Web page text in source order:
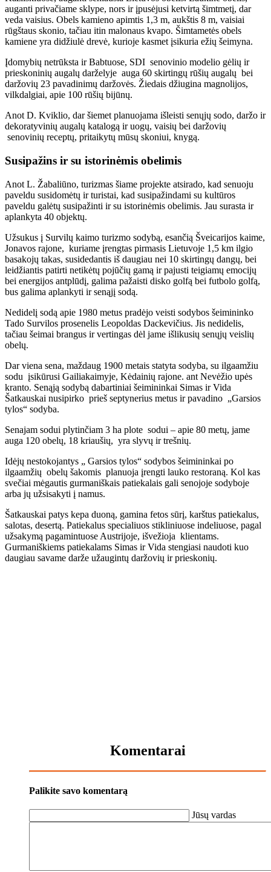
auganti privačiame sklype, nors ir įpusėjusi ketvirtą šimtmetį, dar
veda vaisius. Obels kamieno apimtis 1,3 m, aukštis 8 m, vaisiai
rūgštaus skonio, tačiau itin malonaus kvapo. Šimtametės obels
kamiene yra didžiulė drevė, kurioje kasmet įsikuria ežių šeimyna.
Įdomybių netrūksta ir Babtuose, SDI senovinio modelio gėlių ir
prieskoninių augalų darželyje auga 60 skirtingų rūšių augalų bei
daržovių 23 pavadinimų daržovės. Žiedais džiugina magnolijos,
vilkdalgiai, apie 100 rūšių bijūnų.
Anot D. Kviklio, dar šiemet planuojama išleisti senųjų sodo, daržo ir
dekoratyvinių augalų katalogą ir uogų, vaisių bei daržovių
senovinių receptų, pritaikytų mūsų skoniui, knygą.
Susipažins ir su istorinėmis obelimis
Anot L. Žabaliūno, turizmas šiame projekte atsirado, kad senuoju
paveldu susidomėtų ir turistai, kad susipažindami su kultūros
paveldu galėtų susipažinti ir su istorinėmis obelimis. Jau surasta ir
aplankyta 40 objektų.
Užsukus į Survilų kaimo turizmo sodybą, esančią Šveicarijos kaime,
Jonavos rajone, kuriame įrengtas pirmasis Lietuvoje 1,5 km ilgio
basakojų takas, susidedantis iš daugiau nei 10 skirtingų dangų, bei
leidžiantis patirti netikėtų pojūčių gamą ir pajusti teigiamų emocijų
bei energijos antplūdį, galima pažaisti disko golfą bei futbolo golfą,
bus galima aplankyti ir senąjį sodą.
Nedidelį sodą apie 1980 metus pradėjo veisti sodybos šeimininko
Tado Survilos prosenelis Leopoldas Dackevičius. Jis nedidelis,
tačiau šeimai brangus ir vertingas dėl jame išlikusių senųjų veislių
obelų.
Dar viena sena, maždaug 1900 metais statyta sodyba, su ilgaamžiu
sodu įsikūrusi Gailiakaimyje, Kėdainių rajone. ant Nevėžio upės
kranto. Senąją sodybą dabartiniai šeimininkai Simas ir Vida
Šatkauskai nusipirko prieš septynerius metus ir pavadino „Garsios
tylos“ sodyba.
Senajam sodui plytinčiam 3 ha plote sodui – apie 80 metų, jame
auga 120 obelų, 18 kriaušių, yra slyvų ir trešnių.
Idėjų nestokojantys „ Garsios tylos“ sodybos šeimininkai po
ilgaamžių obelų šakomis planuoja įrengti lauko restoraną. Kol kas
svečiai mėgautis gurmaniškais patiekalais gali senojoje sodyboje
arba jų užsisakyti į namus.
Šatkauskai patys kepa duoną, gamina fetos sūrį, karštus patiekalus,
salotas, desertą. Patiekalus specialiuos stikliniuose indeliuose, pagal
užsakymą pagamintuose Austrijoje, išvežioja klientams.
Gurmaniškiems patiekalams Simas ir Vida stengiasi naudoti kuo
daugiau savame darže užaugintų daržovių ir prieskonių.
Komentarai
Palikite savo komentarą
Jūsų vardas